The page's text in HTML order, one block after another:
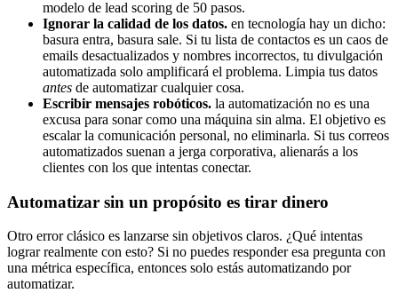
modelo de lead scoring de 50 pasos.
Ignorar la calidad de los datos. en tecnología hay un dicho:
basura entra, basura sale. Si tu lista de contactos es un caos de
emails desactualizados y nombres incorrectos, tu divulgación
automatizada solo amplificará el problema. Limpia tus datos
antes de automatizar cualquier cosa.
Escribir mensajes robóticos. la automatización no es una
excusa para sonar como una máquina sin alma. El objetivo es
escalar la comunicación personal, no eliminarla. Si tus correos
automatizados suenan a jerga corporativa, alienarás a los
clientes con los que intentas conectar.
Automatizar sin un propósito es tirar dinero
Otro error clásico es lanzarse sin objetivos claros. ¿Qué intentas
lograr realmente con esto? Si no puedes responder esa pregunta con
una métrica específica, entonces solo estás automatizando por
automatizar.